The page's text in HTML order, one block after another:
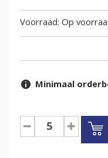
Op
Minimaal
H1